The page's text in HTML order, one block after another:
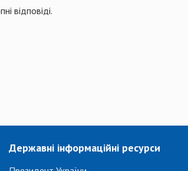
відповіді.
Державні інформаційні ресурси